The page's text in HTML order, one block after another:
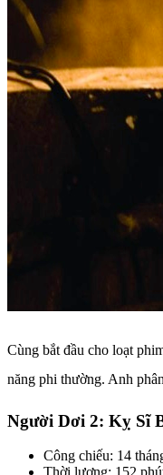
Cùng bắt đầu cho loạt
năng phi thường. Anh
Người Dơi 2: Kỵ Sĩ
Công chiếu: 14